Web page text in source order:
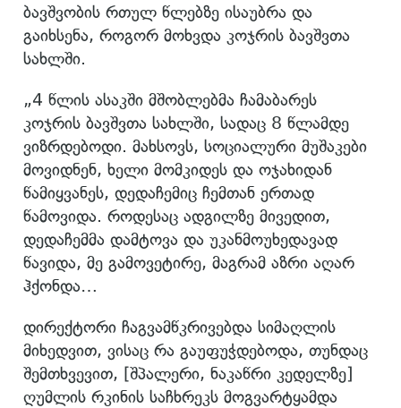
ბავშვობის რთულ წლებზე ისაუბრა და
გაიხსენა, როგორ მოხვდა კოჯრის ბავშვთა
სახლში.
„4 წლის ასაკში მშობლებმა ჩამაბარეს
კოჯრის ბავშვთა სახლში, სადაც 8 წლამდე
ვიზრდებოდი. მახსოვს, სოციალური მუშაკები
მოვიდნენ, ხელი მომკიდეს და ოჯახიდან
წამიყვანეს, დედაჩემიც ჩემთან ერთად
წამოვიდა. როდესაც ადგილზე მივედით,
დედაჩემმა დამტოვა და უკანმოუხედავად
წავიდა, მე გამოვეტირე, მაგრამ აზრი აღარ
ჰქონდა…
დირექტორი ჩაგვამწკრივებდა სიმაღლის
მიხედვით, ვისაც რა გაუფუჭდებოდა, თუნდაც
შემთხვევით, [შპალერი, ნაკაწრი კედელზე]
ღუმლის რკინის საჩხრეკს მოგვარტყამდა